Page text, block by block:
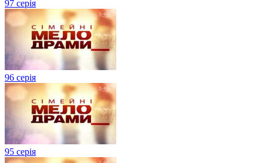
97 серія
96 серія
95 серія